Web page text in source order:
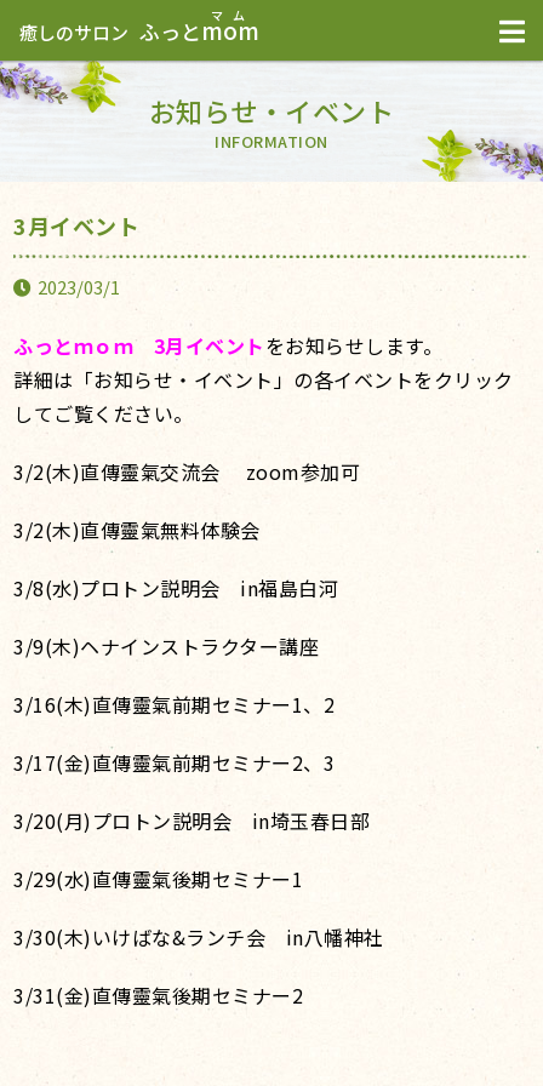
癒しのサロン ふっとmom
お知らせ・イベント
INFORMATION
3月イベント
2023/03/1
ふっとｍｏｍ 3月イベントをお知らせします。
詳細は「お知らせ・イベント」の各イベントをクリック
してご覧ください。
3/2(木)直傳靈氣交流会 zoom参加可
3/2(木)直傳靈氣無料体験会
3/8(水)プロトン説明会 in福島白河
3/9(木)ヘナインストラクター講座
3/16(木)直傳靈氣前期セミナー1、2
3/17(金)直傳靈氣前期セミナー2、3
3/20(月)プロトン説明会 in埼玉春日部
3/29(水)直傳靈氣後期セミナー1
3/30(木)いけばな&ランチ会 in八幡神社
3/31(金)直傳靈氣後期セミナー2